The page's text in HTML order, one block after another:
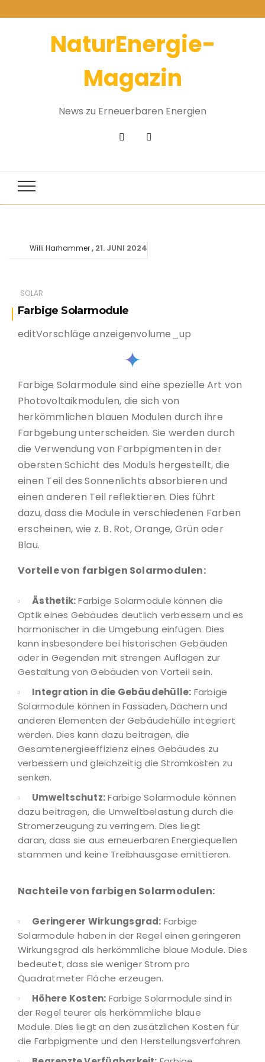
NaturEnergie-
Magazin
News zu Erneuerbaren Energien
SOLAR
Farbige Solarmodule
Willi Harhammer 21. JUNI 2024
editVorschläge anzeigenvolume_up
Farbige Solarmodule sind eine spezielle Art von
Photovoltaikmodulen, die sich von
herkömmlichen blauen Modulen durch ihre
Farbgebung unterscheiden. Sie werden durch
die Verwendung von Farbpigmenten in der
obersten Schicht des Moduls hergestellt, die
einen Teil des Sonnenlichts absorbieren und
einen anderen Teil reflektieren. Dies führt
dazu, dass die Module in verschiedenen Farben
erscheinen, wie z. B. Rot, Orange, Grün oder
Blau.
Vorteile von farbigen Solarmodulen:
Ästhetik:Farbige Solarmodule können die
Optik eines Gebäudes deutlich verbessern und es
harmonischer in die Umgebung einfügen. Dies
kann insbesondere bei historischen Gebäuden
oder in Gegenden mit strengen Auflagen zur
Gestaltung von Gebäuden von Vorteil sein.
Integration in die Gebäudehülle: Farbige
Solarmodule können in Fassaden, Dächern und
anderen Elementen der Gebäudehülle integriert
werden. Dies kann dazu beitragen, die
Gesamtenergieeffizienz eines Gebäudes zu
verbessern und gleichzeitig die Stromkosten zu
senken.
Umweltschutz:Farbige Solarmodule können
dazu beitragen, die Umweltbelastung durch die
Stromerzeugung zu verringern. Dies liegt
daran, dass sie aus erneuerbaren Energiequellen
stammen und keine Treibhausgase emittieren.
Nachteile von farbigen Solarmodulen:
Geringerer Wirkungsgrad: Farbige
Solarmodule haben in der Regel einen geringeren
Wirkungsgrad als herkömmliche blaue Module. Dies
bedeutet, dass sie weniger Strom pro
Quadratmeter Fläche erzeugen.
Höhere Kosten: Farbige Solarmodule sind in
der Regel teurer als herkömmliche blaue
Module. Dies liegt an den zusätzlichen Kosten für
die Farbpigmente und den Herstellungsverfahren.